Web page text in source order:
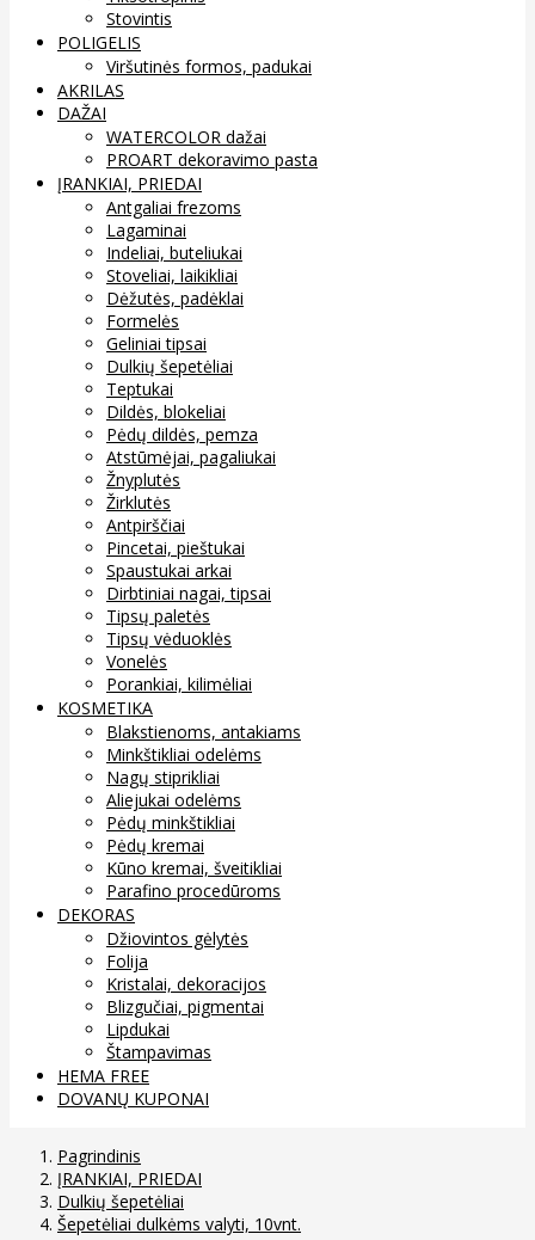
Stovintis
POLIGELIS
Viršutinės formos, padukai
AKRILAS
DAŽAI
WATERCOLOR dažai
PROART dekoravimo pasta
ĮRANKIAI, PRIEDAI
Antgaliai frezoms
Lagaminai
Indeliai, buteliukai
Stoveliai, laikikliai
Dėžutės, padėklai
Formelės
Geliniai tipsai
Dulkių šepetėliai
Teptukai
Dildės, blokeliai
Pėdų dildės, pemza
Atstūmėjai, pagaliukai
Žnyplutės
Žirklutės
Antpirščiai
Pincetai, pieštukai
Spaustukai arkai
Dirbtiniai nagai, tipsai
Tipsų paletės
Tipsų vėduoklės
Vonelės
Porankiai, kilimėliai
KOSMETIKA
Blakstienoms, antakiams
Minkštikliai odelėms
Nagų stiprikliai
Aliejukai odelėms
Pėdų minkštikliai
Pėdų kremai
Kūno kremai, šveitikliai
Parafino procedūroms
DEKORAS
Džiovintos gėlytės
Folija
Kristalai, dekoracijos
Blizgučiai, pigmentai
Lipdukai
Štampavimas
HEMA FREE
DOVANŲ KUPONAI
Pagrindinis
ĮRANKIAI, PRIEDAI
Dulkių šepetėliai
Šepetėliai dulkėms valyti, 10vnt.